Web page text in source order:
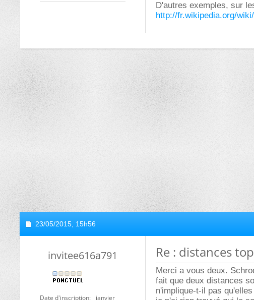
D'autres exemples, sur
http://fr.wikipedia.org/
23/05/2015, 15h56
invitee616a791
Date d'inscription
janvier
Re : distances
Merci a vous deux.
fait que deux distances
n'implique-t-il pas